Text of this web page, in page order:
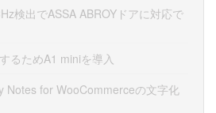
検出でASSA ABROYドアに対応で
るためA1 miniを導入
Notes for WooCommerceの文字化